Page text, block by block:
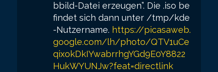
bbild-Datei erzeugen”. Die .iso be
findet sich dann unter /tmp/kde
-Nutzername. https://picasaweb.
google.com/lh/photo/QTV1uCe
qixokDkIYwabrrhgYGd9E0Y8822
HukWYUNJw?feat=directlink